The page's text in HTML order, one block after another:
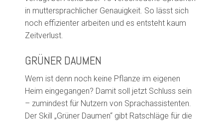
in muttersprachlicher Genauigkeit. So lässt sich
noch effizienter arbeiten und es entsteht kaum
Zeitverlust.
GRÜNER DAUMEN
Wem ist denn noch keine Pflanze im eigenen
Heim eingegangen? Damit soll jetzt Schluss sein
– zumindest für Nutzern von Sprachassistenten.
Der Skill „Grüner Daumen“ gibt Ratschläge für die